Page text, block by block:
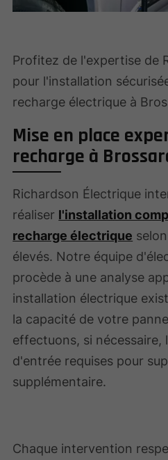
Profitez de l'expertise de
pour l'installation
recharge électrique à
Mise en place
recharge à
Richardson Électrique
réaliser l'installation
recharge électrique
élevés. Notre équipe
procède à une analyse
installation électrique
la capacité de votre
effectuons, si nécessaire,
d'entrée requises pour
supplémentaire.
Chaque intervention